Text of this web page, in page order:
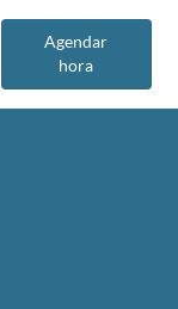
Agendar
hora